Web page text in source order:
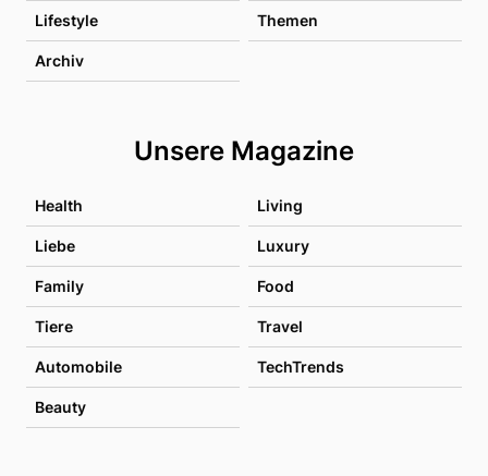
Lifestyle Themen
Archiv
Unsere Magazine
Health Living
Liebe Luxury
Family Food
Tiere Travel
Automobile TechTrends
Beauty